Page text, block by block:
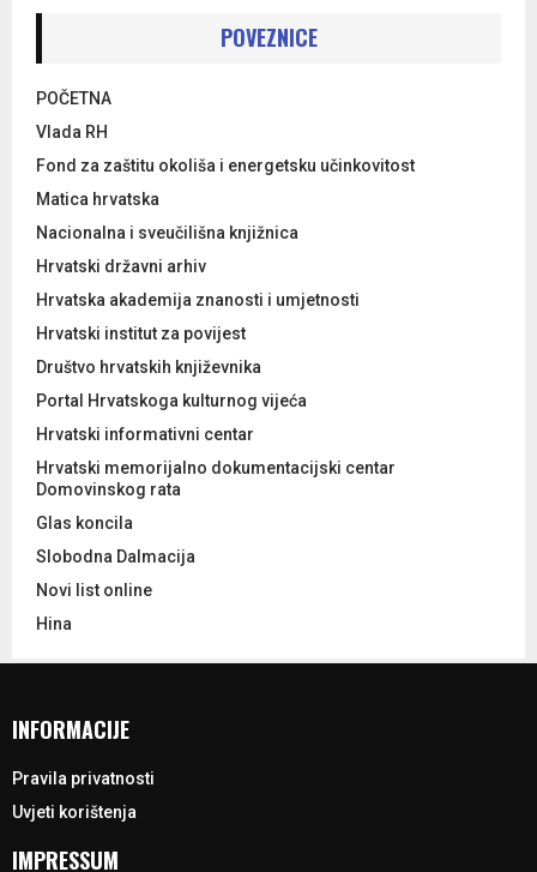
POVEZNICE
POČETNA
Vlada RH
Fond za zaštitu okoliša i energetsku učinkovitost
Matica hrvatska
Nacionalna i sveučilišna knjižnica
Hrvatski državni arhiv
Hrvatska akademija znanosti i umjetnosti
Hrvatski institut za povijest
Društvo hrvatskih književnika
Portal Hrvatskoga kulturnog vijeća
Hrvatski informativni centar
Hrvatski memorijalno dokumentacijski centar
Domovinskog rata
Glas koncila
Slobodna Dalmacija
Novi list online
Hina
INFORMACIJE
Pravila privatnosti
Uvjeti korištenja
IMPRESSUM